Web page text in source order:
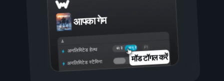
आपका गेम
चालू है
बंद है
अनलिमिटेड हेल्थ
अनलिमिटेड स्टैमिना मॉड टॉगल करें